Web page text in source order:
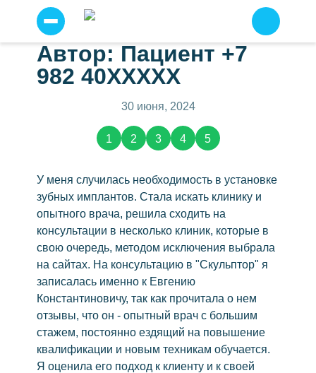
Прайс
Услуги
(2783)
Примеры работ
Наши специалисты
Детская стоматология
Профессиональная чистка зубов
Имплантация зубов
Имплантация всё на шести
Всё на четырех
Протезирование
Несъемное протезирование
Виниры
Керамические виниры
Автор: Пациент +7
982 40XXXXX
30 июня, 2024
1 2 3 4 5
У меня случилась необходимость в установке
зубных имплантов. Стала искать клинику и
опытного врача, решила сходить на
консультации в несколько клиник, которые в
свою очередь, методом исключения выбрала
на сайтах. На консультацию в "Скульптор" я
записалась именно к Евгению
Константиновичу, так как прочитала о нем
отзывы, что он - опытный врач с большим
стажем, постоянно ездящий на повышение
квалификации и новым техникам обучается.
Я оценила его подход к клиенту и к своей
Отправить